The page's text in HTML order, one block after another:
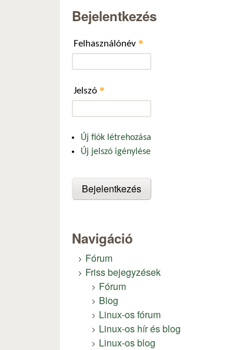
Bejelentkezés
Felhasználónév *
Jelszó *
Új fiók létrehozása
Új jelszó igénylése
Navigáció
Fórum
Friss bejegyzések
Fórum
Blog
Linux-os fórum
Linux-os hír és blog
Linux-os blog